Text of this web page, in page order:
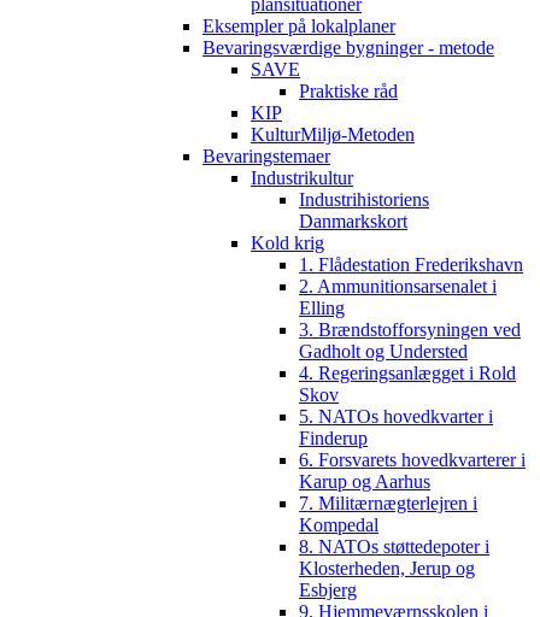
plansituationer
Eksempler på lokalplaner
Bevaringsværdige bygninger - metode
SAVE
Praktiske råd
KIP
KulturMiljø-Metoden
Bevaringstemaer
Industrikultur
Industrihistoriens
Danmarkskort
Kold krig
1. Flådestation Frederikshavn
2. Ammunitionsarsenalet i
Elling
3. Brændstofforsyningen ved
Gadholt og Understed
4. Regeringsanlægget i Rold
Skov
5. NATOs hovedkvarter i
Finderup
6. Forsvarets hovedkvarterer i
Karup og Aarhus
7. Militærnægterlejren i
Kompedal
8. NATOs støttedepoter i
Klosterheden, Jerup og
Esbjerg
9. Hjemmeværnsskolen i